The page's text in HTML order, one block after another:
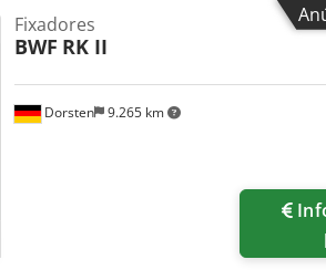
Dorsten 9.265 km
Fixadores
BWF RK II